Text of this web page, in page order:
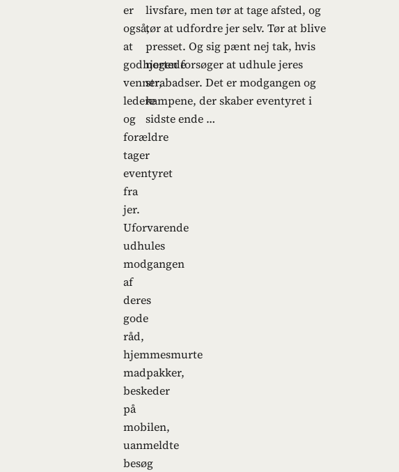
er
også,
at
godhjertede
venner,
ledere
og
forældre
tager
eventyret
fra
jer.
Uforvarende
udhules
modgangen
af
deres
gode
råd,
hjemmesmurte
madpakker,
beskeder
på
mobilen,
uanmeldte
besøg
livsfare, men tør at tage afsted, og
tør at udfordre jer selv. Tør at blive
presset. Og sig pænt nej tak, hvis
nogen forsøger at udhule jeres
strabadser. Det er modgangen og
kampene, der skaber eventyret i
sidste ende …